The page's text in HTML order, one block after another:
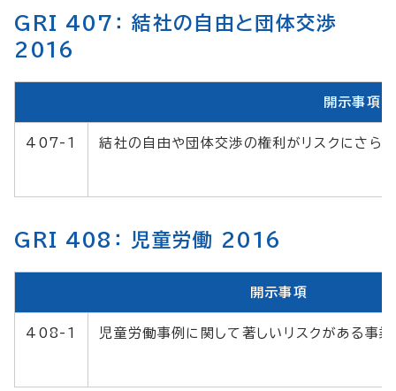
GRI 407： 結社の自由と団体交渉
2016
開示事項
407-1 結社の自由や団体交渉の権利がリスクにさら
GRI 408： 児童労働 2016
開示事項
408-1 児童労働事例に関して著しいリスクがある事